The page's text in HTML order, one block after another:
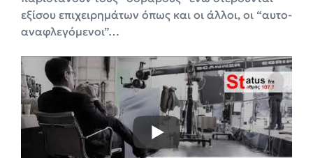
εξίσου επιχειρημάτων όπως και οι άλλοι, οι “αυτο-
αναφλεγόμενοι”…